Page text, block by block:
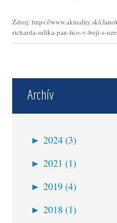
Zdroj: https://www.aktuality.sk/
richarda-sulika-pan-fico-v-boji-s-
Archív
► 2024 (3)
► 2021 (1)
► 2019 (4)
► 2018 (1)